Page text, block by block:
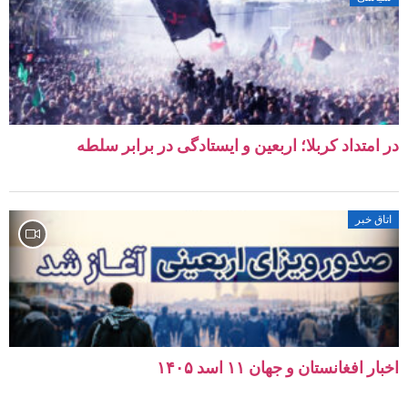
کربلا؛ اربعین و ایستادگی در برابر سلطه
خبر
افغانستان و جهان ۱۱ اسد ۱۴۰۵